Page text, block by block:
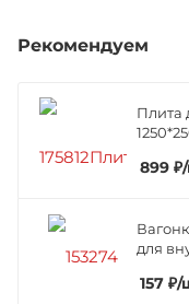
Рекомендуем
Плита
899 ₽
для
157 ₽/